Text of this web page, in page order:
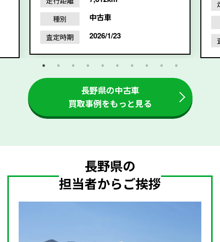
種別 中古車
査定時期 2026/1/23
長野県の中古車
買取事例をもっと見る
長野県の
担当者からご挨拶